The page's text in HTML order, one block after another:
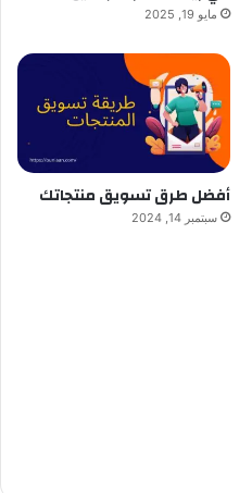
مايو 19, 2025
أفضل طرق تسويق منتجاتك
سبتمبر 14, 2024